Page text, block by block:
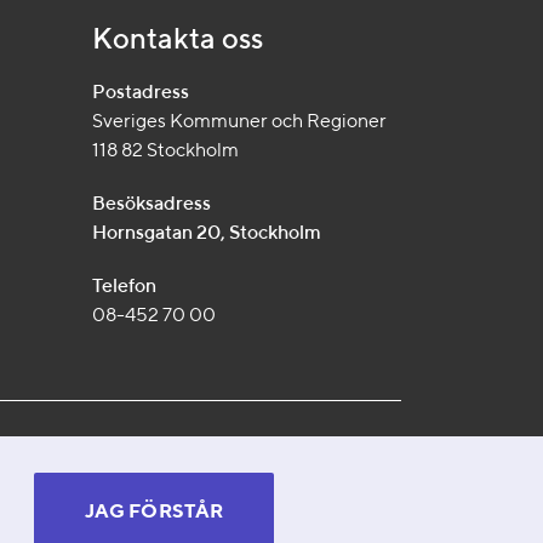
Kontakta oss
Postadress
Sveriges Kommuner och Regioner
118 82 Stockholm
Besöksadress
Hornsgatan 20, Stockholm
Telefon
08-452 70 00
JAG FÖRSTÅR